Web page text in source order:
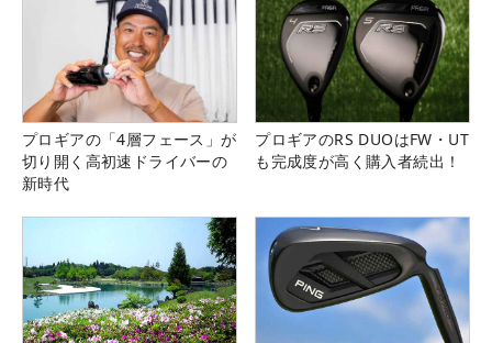
プロギアの「4層フェース」が
切り開く高初速ドライバーの
新時代
プロギアのRS DUOはFW・UT
も完成度が高く購入者続出！